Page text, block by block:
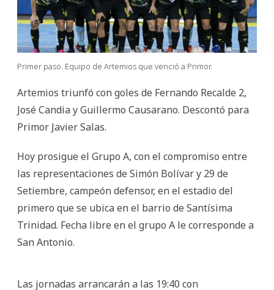
Primer paso. Equipo de Artemios que venció a Primor.
Artemios triunfó con goles de Fernando Recalde 2,
José Candia y Guillermo Causarano. Descontó para
Primor Javier Salas.
Hoy prosigue el Grupo A, con el compromiso entre
las representaciones de Simón Bolívar y 29 de
Setiembre, campeón defensor, en el estadio del
primero que se ubica en el barrio de Santísima
Trinidad. Fecha libre en el grupo A le corresponde a
San Antonio.
Las jornadas arrancarán a las 19:40 con